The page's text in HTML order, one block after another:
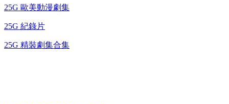
25G 歐美動漫劇集
25G 紀錄片
25G 精裝劇集合集